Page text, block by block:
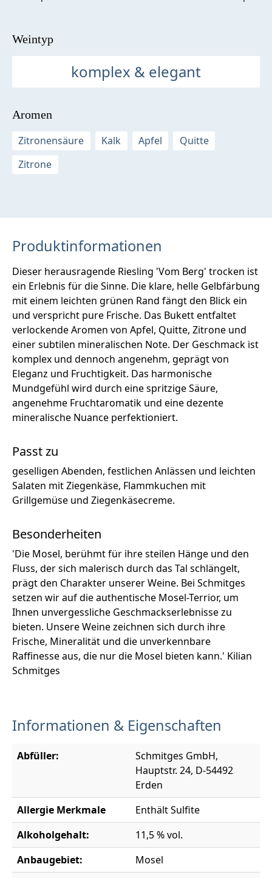
Weintyp
komplex & elegant
Aromen
Zitronensäure
Kalk Apfel
Quitte
Zitrone
Produktinformationen
Dieser herausragende Riesling 'Vom Berg' trocken ist
ein Erlebnis für die Sinne. Die klare, helle Gelbfärbung
mit einem leichten grünen Rand fängt den Blick ein
und verspricht pure Frische. Das Bukett entfaltet
verlockende Aromen von Apfel, Quitte, Zitrone und
einer subtilen mineralischen Note. Der Geschmack ist
komplex und dennoch angenehm, geprägt von
Eleganz und Fruchtigkeit. Das harmonische
Mundgefühl wird durch eine spritzige Säure,
angenehme Fruchtaromatik und eine dezente
mineralische Nuance perfektioniert.
Passt zu
geselligen Abenden, festlichen Anlässen und leichten
Salaten mit Ziegenkäse, Flammkuchen mit
Grillgemüse und Ziegenkäsecreme.
Besonderheiten
'Die Mosel, berühmt für ihre steilen Hänge und den
Fluss, der sich malerisch durch das Tal schlängelt,
prägt den Charakter unserer Weine. Bei Schmitges
setzen wir auf die authentische Mosel-Terrior, um
Ihnen unvergessliche Geschmackserlebnisse zu
bieten. Unsere Weine zeichnen sich durch ihre
Frische, Mineralität und die unverkennbare
Raffinesse aus, die nur die Mosel bieten kann.' Kilian
Schmitges
Informationen & Eigenschaften
Abfüller:
Schmitges GmbH,
Hauptstr. 24, D-54492
Erden
Allergie Merkmale
Enthält Sulfite
Alkoholgehalt:
11,5 % vol.
Anbaugebiet:
Mosel